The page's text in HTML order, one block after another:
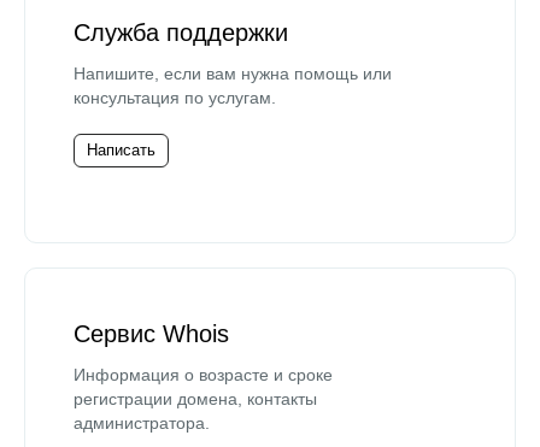
Служба поддержки
Напишите, если вам нужна помощь или
консультация по услугам.
Написать
Сервис Whois
Информация о возрасте и сроке
регистрации домена, контакты
администратора.